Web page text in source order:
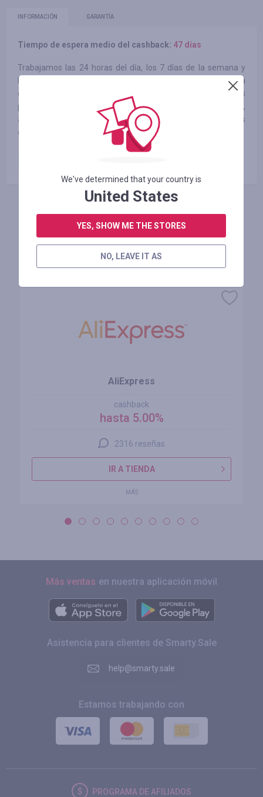
INFORMACIÓN GARANTÍA
Tiempo de espera medio del cashback: 47 días
Trabajamos las 24 horas del día, los 7 días de la semana y
lanzamos más de 1.000 nuevos productos cada semana para
que pueda comprar los últimos modelos a precios asequibles
precios. Hacemos que la moda sea accesible y emocionante,
ayudando a las damas de todo el mundo posee los
guardarropas de sus sueños.
INICIE SESIÓN PARA DEJAR UNA RESEÑA
Tiendas similares
AliExpress
cashback
hasta 5.00%
2316 reseñas
IR A TIENDA
MÁS
Más ventas en nuestra aplicación móvil
Asistencia para clientes de Smarty.Sale
help@smarty.sale
Estamos trabajando con
PROGRAMA DE AFILIADOS
We've determined that your country is
United States
YES, SHOW ME THE STORES
NO, LEAVE IT AS